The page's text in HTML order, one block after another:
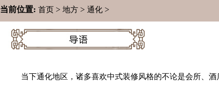
当前位置: 首页 > 地方 > 通化 >
当下通化地区，诸多喜欢中式装修风格的不论是会所、